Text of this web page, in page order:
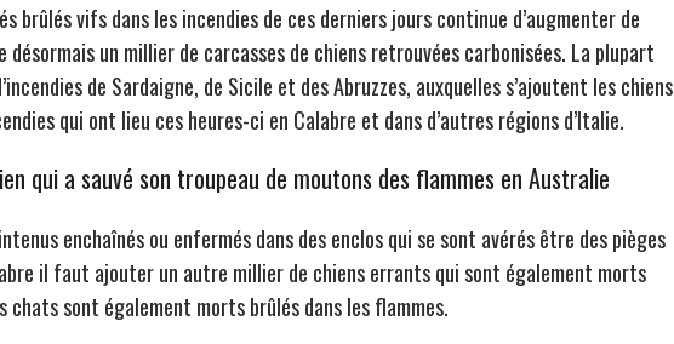
brûlés vifs dans les incendies de ces derniers jours continue d’augmenter de
un millier de carcasses de chiens retrouvées carbonisées. La plupart
de Sardaigne, de Sicile et des Abruzzes, auxquelles s’ajoutent les chiens
qui ont lieu ces heures-ci en Calabre et dans d’autres régions d’Italie.
qui a sauvé son troupeau de moutons des flammes en Australie
enchaînés ou enfermés dans des enclos qui se sont avérés être des pièges
il faut ajouter un autre millier de chiens errants qui sont également morts
chats sont également morts brûlés dans les flammes.